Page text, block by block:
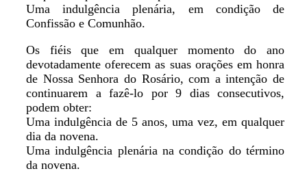
Uma indulgência plenária, em condição de
Confissão e Comunhão.
Os fiéis que em qualquer momento do ano
devotadamente oferecem as suas orações em honra
de Nossa Senhora do Rosário, com a intenção de
continuarem a fazê-lo por 9 dias consecutivos,
podem obter:
Uma indulgência de 5 anos, uma vez, em qualquer
dia da novena.
Uma indulgência plenária na condição do término
da novena.